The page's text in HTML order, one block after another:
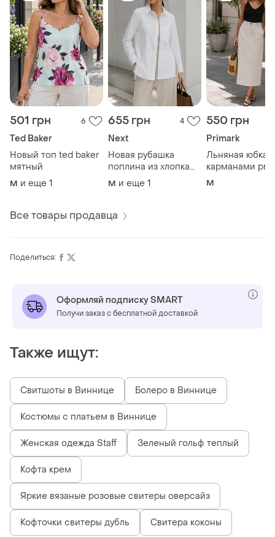
501 грн 6
Ted Baker
Новый топ ted baker
мятный
M и еще 1
655 грн 4
Next
Новая рубашка
поплина из хлопка
next 100%котон
M и еще 1
550 грн
Primark
Льняная юбка с
карманами
вискоза/лён не
M
Все товары продавца
Поделиться:
Оформляй подписку SMART
Получи заказ с бесплатной доставкой
Также ищут:
Свитшоты в Виннице Болеро в Виннице
Костюмы с платьем в Виннице
Женская одежда Staff Зеленый гольф теплый
Кофта крем
Яркие вязаные розовые свитеры оверсайз
Кофточки свитеры дубль Свитера коконы